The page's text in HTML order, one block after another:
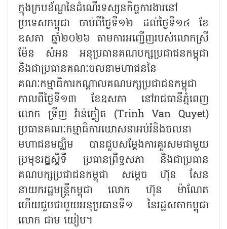
ក្នុងក្របខ័ណ្ឌនៃដំណើរទស្សនកិច្ចការងារនៅ
ប្រទេសកម្ពុជា ចាប់ពីថ្ងៃទី១២ ដល់ថ្ងៃទី១៤ ខែ
ឧសភា ឆ្នាំ២០២៦ តាមការអញ្ជើញរបស់លោកស្រី
ម៉ែន សំអន អនុប្រធានគណបក្សប្រជាជនកម្ពុជា
និងជាប្រធានគណៈចលនាមហាជននៃ
គណៈកម្មាធិការកណ្ដាលគណបក្សប្រជាជនកម្ពុជា
កាលពីថ្ងៃទី១៣ ខែឧសភា នៅរាជធានីភ្នំពេញ
លោក ទ្រីញ វ៉ាន់ក្វៀត (Trinh Van Quyet)
ប្រធានគណៈកម្មាធិការឃោសនាអប់រំនិងចលនា
មហាជនមជ្ឈិម បានជួបសម្ដែងការគួរសមជាមួយ
ប្រមុខរដ្ឋស្តីទី ប្រធានព្រឹទ្ធសភា និងជាប្រធាន
គណបក្សប្រជាជនកម្ពុជា សម្ដេច ហ៊ុន សែន
នាយករដ្ឋមន្ត្រីកម្ពុជា លោក ហ៊ុន ម៉ាណែត
ហើយជួបជាមួយអនុប្រធានទី១ នៃរដ្ឋសភាកម្ពុជា
លោក ជាម យៀប។